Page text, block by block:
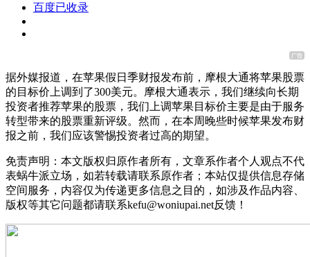
百度已收录
据外媒报道，在苹果假日季财报发布前，摩根大通将苹果股票
的目标价上调到了300美元。摩根大通表示，我们继续向长期
投资者推荐苹果的股票，我们上调苹果目标价主要是由于服务
转型带来的股票重新评级。然而，在本周晚些时候苹果发布财
报之前，我们应该警惕投资者过高的期望。
免责声明：本文版权归原作者所有，文章系作者个人观点不代
表蜗牛派立场，如若转载请联系原作者；本站仅提供信息存储
空间服务，内容仅为传递更多信息之目的，如涉及作品内容、
版权等其它问题都请联系kefu@woniupai.net反馈！